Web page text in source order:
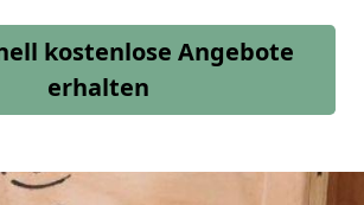
kostenlose Angebote
erhalten